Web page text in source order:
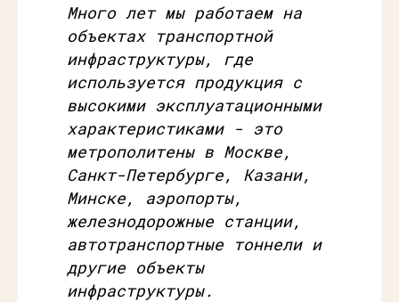
Много лет мы работаем на
объектах транспортной
инфраструктуры, где
используется продукция с
высокими эксплуатационными
характеристиками - это
метрополитены в Москве,
Санкт-Петербурге, Казани,
Минске, аэропорты,
железнодорожные станции,
автотранспортные тоннели и
другие объекты
инфраструктуры.